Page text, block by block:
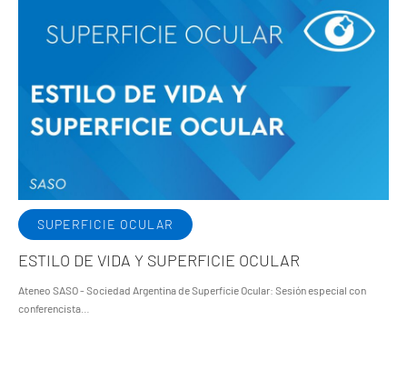
SUPERFICIE OCULAR
ESTILO DE VIDA Y SUPERFICIE OCULAR
Ateneo SASO - Sociedad Argentina de Superficie Ocular: Sesión especial con
conferencista…